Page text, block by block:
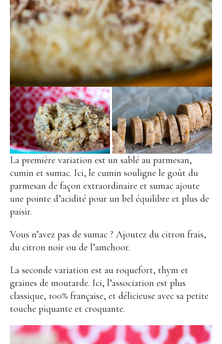
La première variation est un sablé au parmesan,
cumin et sumac. Ici, le cumin souligne le goût du
parmesan de façon extraordinaire et sumac ajoute
une pointe d’acidité pour un bel équilibre et plus de
paisir.
Vous n’avez pas de sumac ? Ajoutez du citron frais,
du citron noir ou de l’amchoor.
La seconde variation est au roquefort, thym et
graines de moutarde. Ici, l’association est plus
classique, 100% française, et délicieuse avec sa petite
touche piquante et croquante.